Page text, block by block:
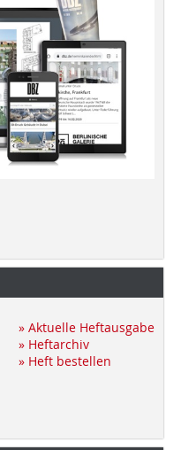
» Aktuelle Heftausgabe
» Heftarchiv
» Heft bestellen